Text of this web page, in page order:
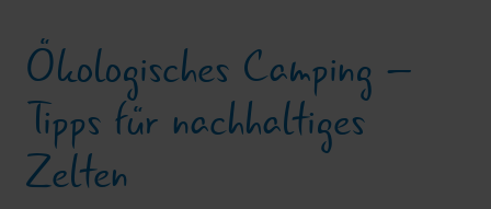
Ökologisches Camping –
Tipps für nachhaltiges
Zelten